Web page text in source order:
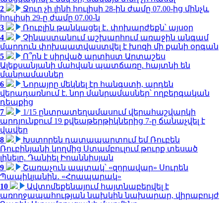
2
Ջուր չի լինի հուլիսի 28-ին ժամը 07.00-ից մինչև
հուլիսի 29-ը ժամը 07.00-ն
3
Ռուբլին թանկացել է․ փոխարժեքն՝ այսօր
4
Չինաստանում աշխարհում առաջին անգամ
մարդուն փոխպատվաստվել է խոզի մի քանի օրգան
5
Ո՞րն է սիրված արտիստ Արտաշես
Ալեքսանյանի մահվան պատճառը. հայտնի են
մանրամասներ
6
Նորայրը մեկնել էր հանգստի, արդեն
վերադառնում է. նոր մանրամասներ՝ ողբերգական
դեպքից
7
1/15 ընտրատեղամասում վերահաշվարկի
արդյունքում 19 քվեաթերթիկներից 7-ը ճանաչվել է
վավեր
8
Խստորեն դատապարտում եմ Ռուբեն
Ռուբինյանի կողմից Ստամբուլում թուրք տեսած
լինելը. Դանիել Իոաննիսյան
9
Շառաչուն ապտակ՝ «զորավար» Սուրեն
Պապիկյանին․ «Հրապարակ»
10
Ավտոմեքենայում հայտնաբերվել է
առողջապահության նախկին նախարար, վիրաբույժ